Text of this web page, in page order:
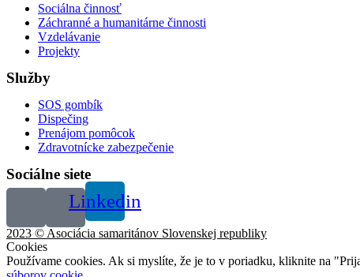
Sociálna činnosť
Záchranné a humanitárne činnosti
Vzdelávanie
Projekty
Služby
SOS gombík
Dispečing
Prenájom pomôcok
Zdravotnícke zabezpečenie
Sociálne siete
Linkedin
2023 © Asociácia samaritánov Slovenskej republiky
Cookies
Používame cookies. Ak si myslíte, že je to v poriadku, kliknite na